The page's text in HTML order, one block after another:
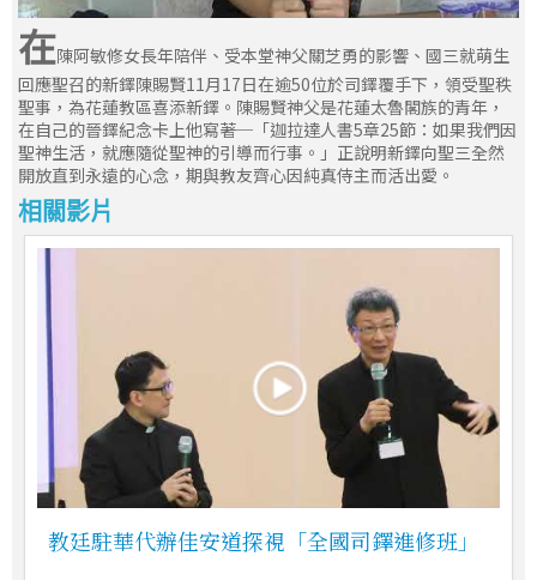
在陳阿敏修女長年陪伴、受本堂神父關芝勇的影響、國三就萌生
回應聖召的新鐸陳賜賢11月17日在逾50位於司鐸覆手下，領受聖秩
聖事，為花蓮教區喜添新鐸。陳賜賢神父是花蓮太魯閣族的青年，
在自己的晉鐸紀念卡上他寫著─「迦拉達人書5章25節：如果我們因
聖神生活，就應隨從聖神的引導而行事。」正說明新鐸向聖三全然
開放直到永遠的心念，期與教友齊心因純真侍主而活出愛。
相關影片
教廷駐華代辦佳安道探視「全國司鐸進修班」